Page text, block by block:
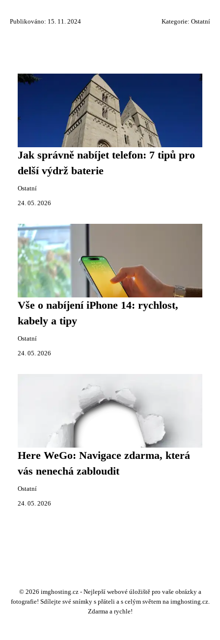
Publikováno: 15. 11. 2024 Kategorie: Ostatní
Jak správně nabíjet telefon: 7 tipů pro
delší výdrž baterie
Ostatní
24. 05. 2026
Vše o nabíjení iPhone 14: rychlost,
kabely a tipy
Ostatní
24. 05. 2026
Here WeGo: Navigace zdarma, která
vás nenechá zabloudit
Ostatní
24. 05. 2026
© 2026 imghosting.cz - Nejlepší webové úložiště pro vaše obrázky a
fotografie! Sdílejte své snímky s přáteli a s celým světem na imghosting.cz.
Zdarma a rychle!